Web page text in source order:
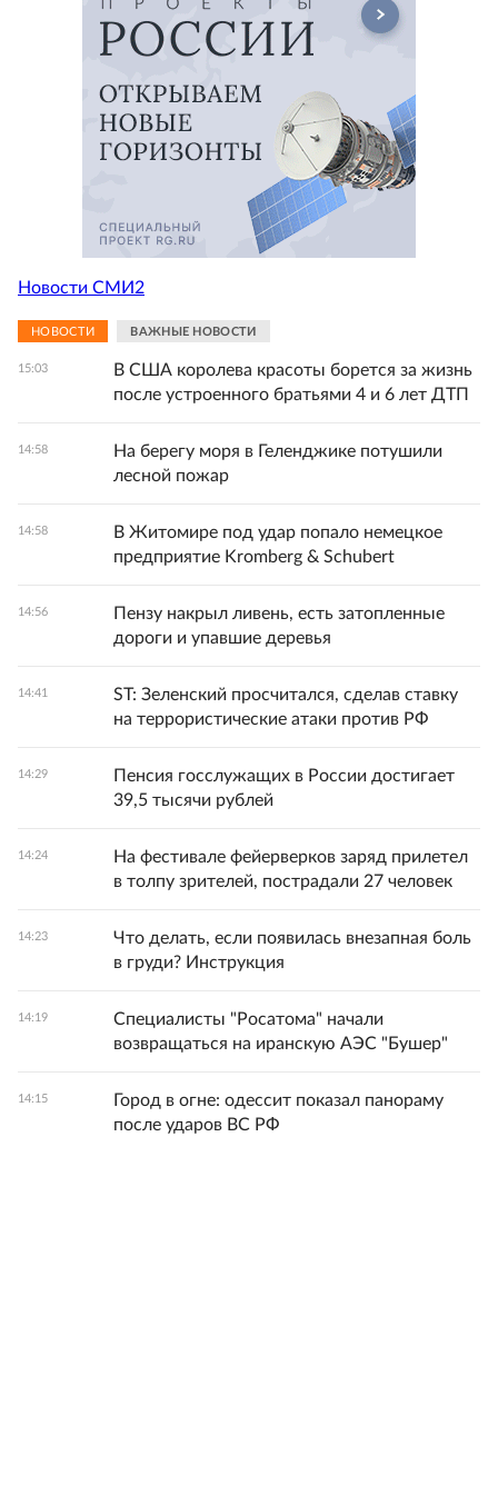
Новости СМИ2
НОВОСТИ ВАЖНЫЕ НОВОСТИ
15:03
В США королева красоты борется за жизнь
после устроенного братьями 4 и 6 лет ДТП
14:58
На берегу моря в Геленджике потушили
лесной пожар
14:58
В Житомире под удар попало немецкое
предприятие Kromberg & Schubert
14:56
Пензу накрыл ливень, есть затопленные
дороги и упавшие деревья
14:41
ST: Зеленский просчитался, сделав ставку
на террористические атаки против РФ
14:29
Пенсия госслужащих в России достигает
39,5 тысячи рублей
14:24
На фестивале фейерверков заряд прилетел
в толпу зрителей, пострадали 27 человек
14:23
Что делать, если появилась внезапная боль
в груди? Инструкция
14:19
Специалисты "Росатома" начали
возвращаться на иранскую АЭС "Бушер"
14:15
Город в огне: одессит показал панораму
после ударов ВС РФ